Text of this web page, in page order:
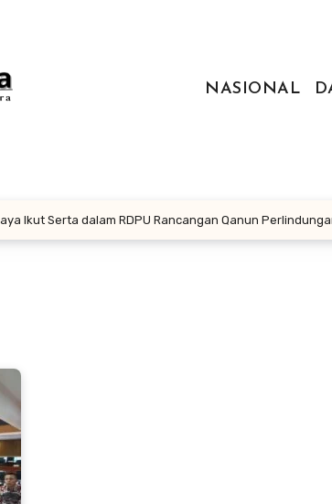
NASIONAL
Ikut Serta dalam RDPU Rancangan Qanun